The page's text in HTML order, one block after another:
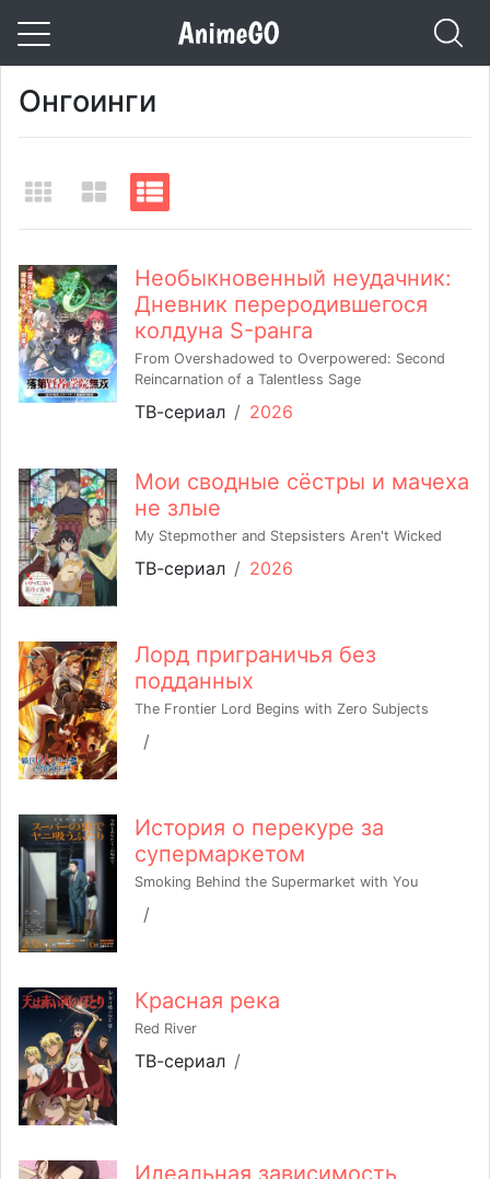
Онгоинги
Необыкновенный неудачник:
Дневник переродившегося
колдуна S-ранга
From Overshadowed to Overpowered: Second
Reincarnation of a Talentless Sage
ТВ-сериал / 2026
Мои сводные сёстры и мачеха
не злые
My Stepmother and Stepsisters Aren't Wicked
ТВ-сериал / 2026
Лорд приграничья без
подданных
The Frontier Lord Begins with Zero Subjects
/
История о перекуре за
супермаркетом
Smoking Behind the Supermarket with You
/
Красная река
Red River
ТВ-сериал /
Идеальная зависимость